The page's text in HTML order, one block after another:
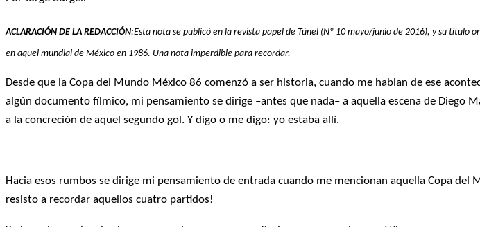
ACLARACIÓN DE LA REDACCIÓN:Esta nota se publicó en la revista papel de Túnel (Nº 10 mayo/junio de 2016), y su título
en aquel mundial de México en 1986. Una nota imperdible para recordar.
Desde que la Copa del Mundo México 86 comenzó a ser historia, cuando me hablan de ese
algún documento fílmico, mi pensamiento se dirige –antes que nada– a aquella escena de Diego
a la concreción de aquel segundo gol. Y digo o me digo: yo estaba allí.
Hacia esos rumbos se dirige mi pensamiento de entrada cuando me mencionan aquella Copa
resisto a recordar aquellos cuatro partidos!